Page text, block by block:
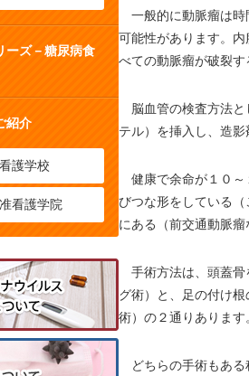
一般的に動脈瘤は時
可能性があります。
べての動脈瘤が破裂
脳血管の検査方法と
テル）を挿入し、造影
健康で余命が１０～
びつな形をしている
にある（前交通動脈
手術方法は、頭蓋骨
グ術）と、足の付け
術）の２通りあります
どちらの手術もある
ーズ－糖尿病食
紹介
護学校
看護学院